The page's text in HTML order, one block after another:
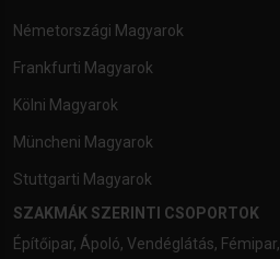
Németországi Magyarok
Frankfurti Magyarok
Kölni Magyarok
Müncheni Magyarok
Stuttgarti Magyarok
SZAKMÁK SZERINTI CSOPORTOK
Építőipar, Ápoló, Vendéglátás, Fémipar,